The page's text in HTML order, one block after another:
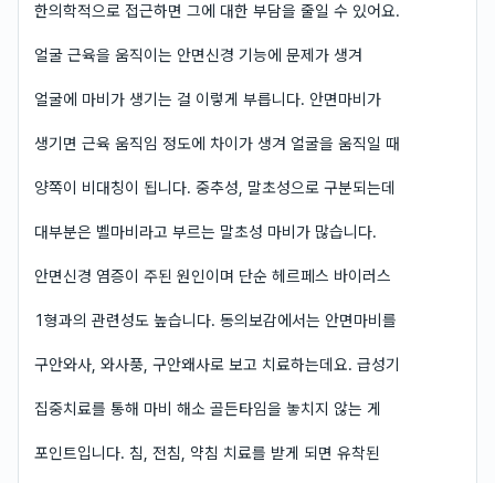
한의학적으로 접근하면 그에 대한 부담을 줄일 수 있어요.
얼굴 근육을 움직이는 안면신경 기능에 문제가 생겨
얼굴에 마비가 생기는 걸 이렇게 부릅니다. 안면마비가
생기면 근육 움직임 정도에 차이가 생겨 얼굴을 움직일 때
양쪽이 비대칭이 됩니다. 중추성, 말초성으로 구분되는데
대부분은 벨마비라고 부르는 말초성 마비가 많습니다.
안면신경 염증이 주된 원인이며 단순 헤르페스 바이러스
1형과의 관련성도 높습니다. 동의보감에서는 안면마비를
구안와사, 와사풍, 구안왜사로 보고 치료하는데요. 급성기
집중치료를 통해 마비 해소 골든타임을 놓치지 않는 게
포인트입니다. 침, 전침, 약침 치료를 받게 되면 유착된